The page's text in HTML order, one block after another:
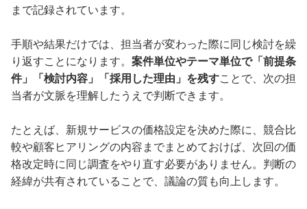
まで記録されています。
手順や結果だけでは、担当者が変わった際に同じ検討を繰
り返すことになります。 案件単位やテーマ単位で「前提条
件」「検討内容」「採用した理由」を残すことで、次の担
当者が文脈を理解したうえで判断できます。
たとえば、新規サービスの価格設定を決めた際に、競合比
較や顧客ヒアリングの内容までまとめておけば、次回の価
格改定時に同じ調査をやり直す必要がありません。判断の
経緯が共有されていることで、議論の質も向上します。